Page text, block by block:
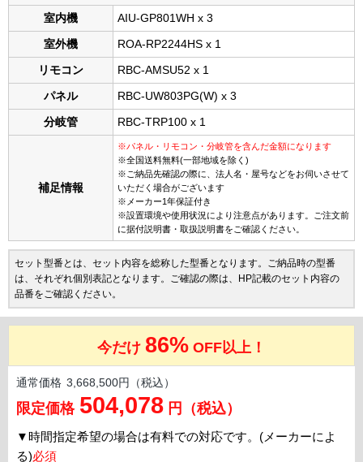
室内機 AIU-GP801WH x 3
室外機 ROA-RP2244HS x 1
リモコン RBC-AMSU52 x 1
パネル RBC-UW803PG(W) x 3
分岐管 RBC-TRP100 x 1
補足情報
※パネル・リモコン・分岐管を含んだ金額になります
※全国送料無料(一部地域を除く)
※ご納品先確認の際に、法人名・屋号などをお伺いさせて
いただく場合がございます
※メーカー1年保証付き
※設置環境や使用状況により注意点があります。ご注文前
に据付説明書・取扱説明書をご確認ください。
セット型番とは、セット内容を総称した型番となります。ご納品時の型番
は、それぞれ個別表記となります。ご確認の際は、HP記載のセット内容の
品番をご確認ください。
今だけ 86% OFF以上！
通常価格 3,668,500円（税込）
限定価格 504,078 円（税込）
▼時間指定希望の場合は有料での対応です。(メーカーによ
る)必須